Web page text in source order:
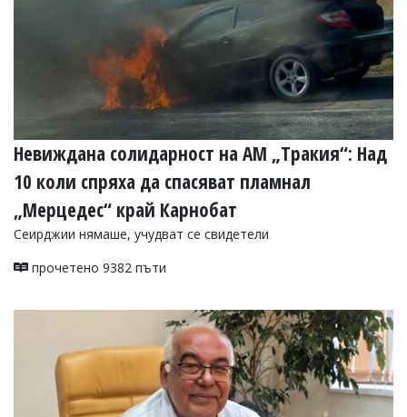
Невиждана солидарност на АМ „Тракия“: Над
10 коли спряха да спасяват пламнал
„Мерцедес“ край Карнобат
Сеирджии нямаше, учудват се свидетели
прочетено 9382 пъти